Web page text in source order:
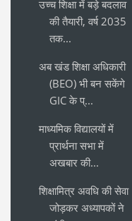
उच्च शिक्षा में बड़े बदलाव
की तैयारी, वर्ष 2035
तक...
अब खंड शिक्षा अधिकारी
(BEO) भी बन सकेंगे
GIC के प्...
माध्यमिक विद्यालयों में
प्रार्थना सभा में
अखबार की...
शिक्षामित्र अवधि की सेवा
जोड़कर अध्यापकों ने